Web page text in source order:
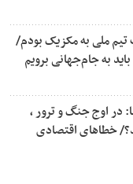
ملی به مکزیک بودم/
در اوج جنگ و ترور ،
خطاهای اقتصادی